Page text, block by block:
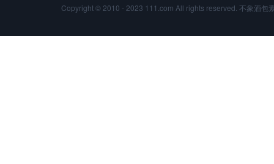
Copyright © 2010 - 2023 111.com All rights reserved. 不象酒包